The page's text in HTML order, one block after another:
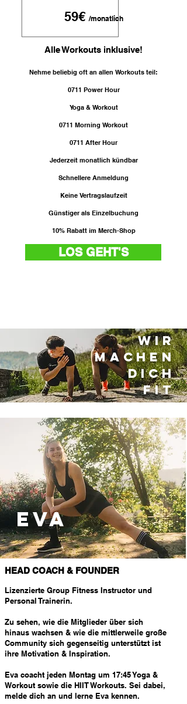
Alle Workouts inklusive!
59€ /monatlich
Nehme beliebig oft an allen Workouts teil:
0711 Power Hour
Yoga & Workout
0711 Morning Workout
0711 After Hour
Jederzeit monatlich kündbar
Schnellere Anmeldung
Keine Vertragslaufzeit
Günstiger als Einzelbuchung
10% Rabatt im Merch-Shop
LOS GEHT'S
Wir
machen
dich
fit
Eva
HEAD COACH & FOUNDER
Lizenzierte Group Fitness Instructor und
Personal Trainerin.
Zu sehen, wie die Mitglieder über sich
hinaus wachsen & wie die mittlerweile große
Community sich gegenseitig unterstützt ist
ihre Motivation & Inspiration.
Eva coacht jeden Montag um 17:45 Yoga &
Workout sowie die HIIT Workouts. Sei dabei,
melde dich an und lerne Eva kennen.